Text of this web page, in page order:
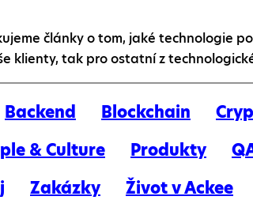
články o tom, jaké technologie
klienty, tak pro ostatní z
Backend Blockchain
& Culture Produkty
Zakázky Život v Ackee